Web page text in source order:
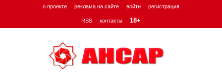
о проекте реклама на сайте войти регистрация
RSS контакты 18+